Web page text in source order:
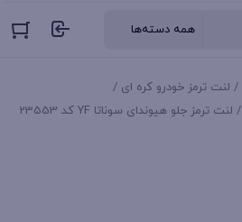
/ لنت ترمز خودرو کره‌ ای /
/ لنت ترمز جلو هیوندای سوناتا YF کد 23553